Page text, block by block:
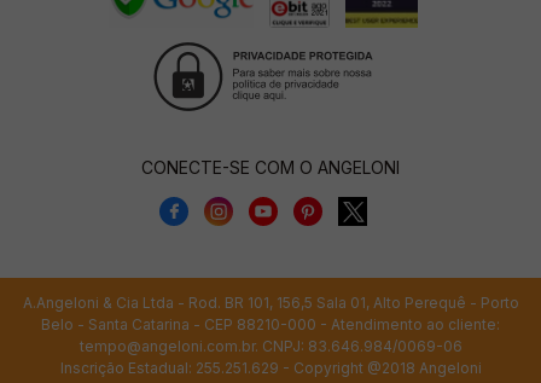
CONECTE-SE COM O ANGELONI
A.Angeloni & Cia Ltda - Rod. BR 101, 156,5 Sala 01, Alto Perequê - Porto
Belo - Santa Catarina - CEP 88210-000 - Atendimento ao cliente:
tempo@angeloni.com.br. CNPJ: 83.646.984/0069-06
Inscrição Estadual: 255.251.629 - Copyright @2018 Angeloni